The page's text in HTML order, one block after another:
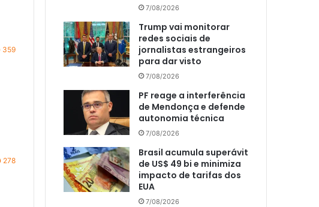
359
278
7/08/2026
Trump vai monitorar
redes sociais de
jornalistas estrangeiros
para dar visto
7/08/2026
PF reage a interferência
de Mendonça e defende
autonomia técnica
7/08/2026
Brasil acumula superávit
de US$ 49 bi e minimiza
impacto de tarifas dos
EUA
7/08/2026